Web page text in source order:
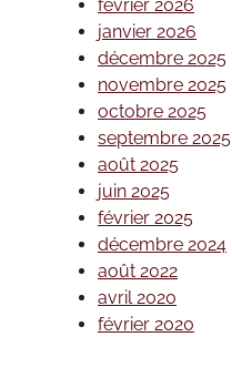
février 2026
janvier 2026
décembre 2025
novembre 2025
octobre 2025
septembre 2025
août 2025
juin 2025
février 2025
décembre 2024
août 2022
avril 2020
février 2020